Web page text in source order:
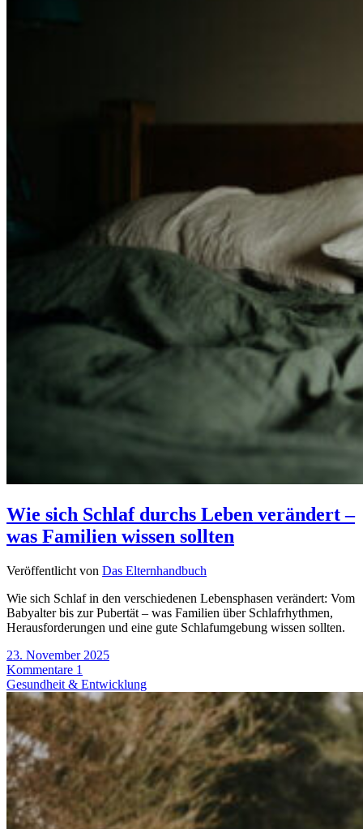
Wie sich Schlaf durchs Leben verändert –
was Familien wissen sollten
Veröffentlicht von Das Elternhandbuch
Wie sich Schlaf in den verschiedenen Lebensphasen verändert: Vom
Babyalter bis zur Pubertät – was Familien über Schlafrhythmen,
Herausforderungen und eine gute Schlafumgebung wissen sollten.
23. November 2025
Kommentare 1
Gesundheit & Entwicklung